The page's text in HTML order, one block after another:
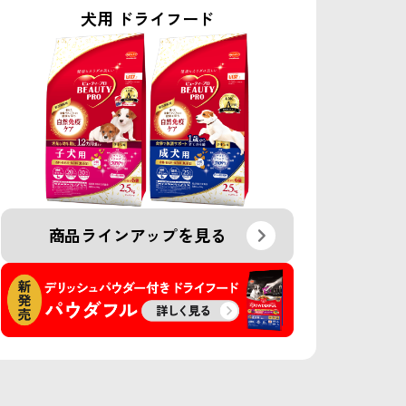
犬用 ドライフード
商品ラインアップを見る